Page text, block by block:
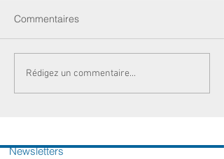
Commentaires
Rédigez un commentaire...
Newsletters